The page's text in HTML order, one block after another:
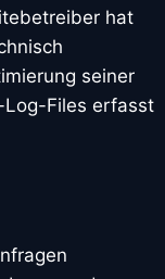
hat
seiner
Log-Files erfasst